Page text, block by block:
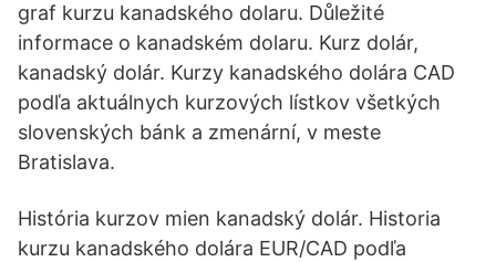
graf kurzu kanadského dolaru. Důležité
informace o kanadském dolaru. Kurz dolár,
kanadský dolár. Kurzy kanadského dolára CAD
podľa aktuálnych kurzových lístkov všetkých
slovenských bánk a zmenární, v meste
Bratislava.
História kurzov mien kanadský dolár. Historia
kurzu kanadského dolára EUR/CAD podľa